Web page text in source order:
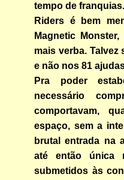
tempo de franquias.
Riders é bem
Magnetic
mais verba.
e não nos 81
Pra poder
necessário
comportavam,
espaço, sem a
brutal entrada na
até então única
submetidos às